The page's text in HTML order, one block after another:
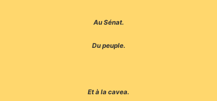
Au Sénat.
Du peuple.
Et à la cavea.